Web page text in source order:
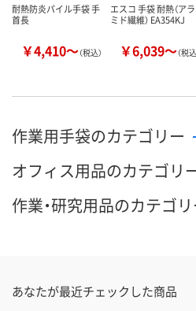
耐熱防炎パイル手袋 手
首長
￥4,410～（税込）
エスコ 手袋 耐熱（アラ
ミド繊維） EA354KJ
￥6,039～（税込
作業用手袋のカテゴリー
オフィス用品のカテゴリ
作業・研究用品のカテゴ
あなたが最近チェックした商品